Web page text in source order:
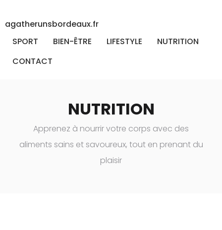
agatherunsbordeaux.fr
SPORT
BIEN-ÊTRE LIFESTYLE
NUTRITION
CONTACT
NUTRITION
Apprenez à nourrir votre corps avec des
aliments sains et savoureux, tout en prenant du
plaisir